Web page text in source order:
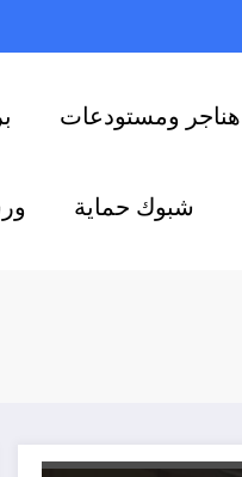
هناجر ومستودعات
شبوك حماية